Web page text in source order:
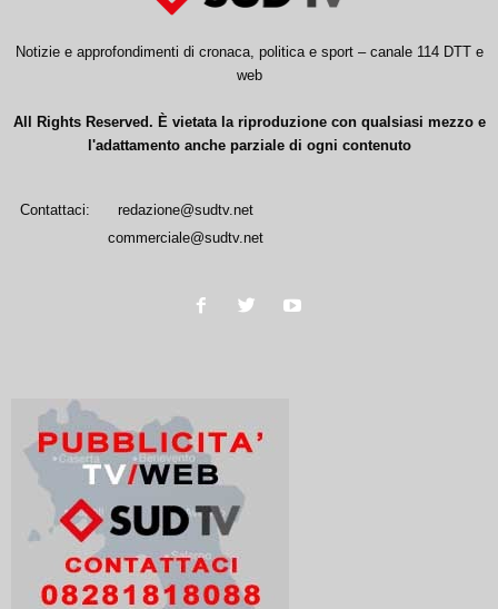
Notizie e approfondimenti di cronaca, politica e sport – canale 114 DTT e
web
All Rights Reserved. È vietata la riproduzione con qualsiasi mezzo e
l'adattamento anche parziale di ogni contenuto
Contattaci:
redazione@sudtv.net
commerciale@sudtv.net